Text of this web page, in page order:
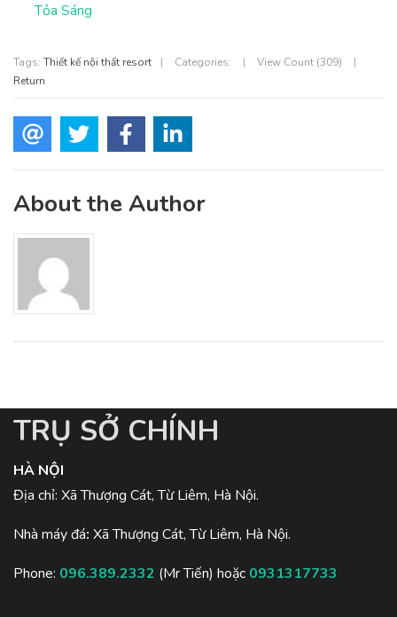
Tỏa Sáng
Tags: Thiết kế nội thất resort | Categories: | View Count (309)
|
Return
About the Author
TRỤ SỞ CHÍNH
HÀ NỘI
Địa chỉ: Xã Thượng Cát, Từ Liêm, Hà Nội.
Nhà máy đá: Xã Thượng Cát, Từ Liêm, Hà Nội.
Phone: 096.389.2332 (Mr Tiến) hoặc 0931317733